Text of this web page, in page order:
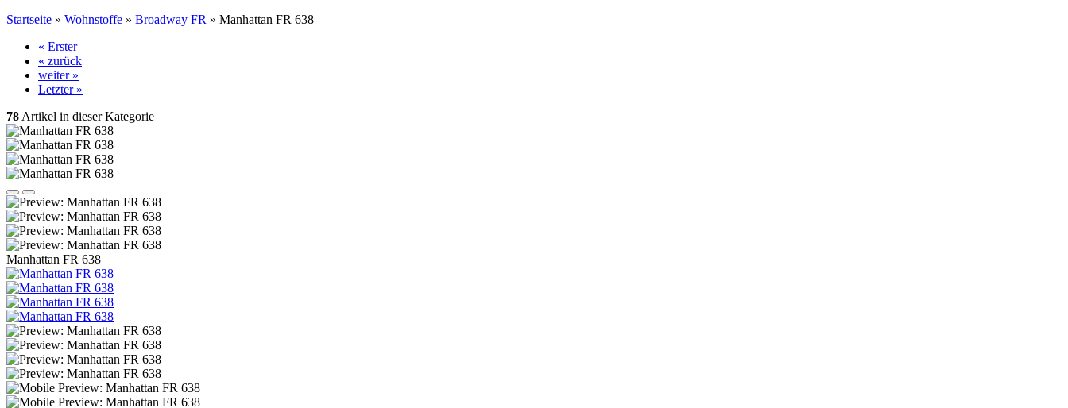
Startseite » Wohnstoffe » Broadway FR » Manhattan FR 638
« Erster
« zurück
weiter »
Letzter »
78 Artikel in dieser Kategorie
Manhattan FR 638